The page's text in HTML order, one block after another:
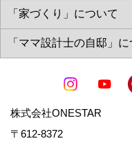
株式会社ONESTAR
〒612-8372